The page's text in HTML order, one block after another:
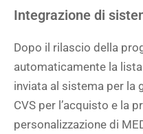
Integrazione di
Dopo il rilascio della
automaticamente la
inviata al sistema per la
CVS per l’acquisto e la
personalizzazione di